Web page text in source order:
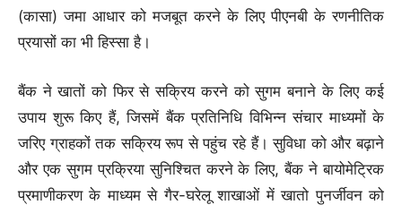
(कासा) जमा आधार को मजबूत करने के लिए पीएनबी के रणनीतिक
प्रयासों का भी हिस्सा है।
बैंक ने खातों को फिर से सक्रिय करने को सुगम बनाने के लिए कई
उपाय शुरू किए हैं, जिसमें बैंक प्रतिनिधि विभिन्न संचार माध्यमों के
जरिए ग्राहकों तक सक्रिय रूप से पहुंच रहे हैं। सुविधा को और बढ़ाने
और एक सुगम प्रक्रिया सुनिश्चित करने के लिए, बैंक ने बायोमेट्रिक
प्रमाणीकरण के माध्यम से गैर-घरेलू शाखाओं में खातो पुनर्जीवन को